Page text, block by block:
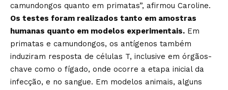
camundongos quanto em primatas”, afirmou Caroline.
Os testes foram realizados tanto em amostras
humanas quanto em modelos experimentais. Em
primatas e camundongos, os antígenos também
induziram resposta de células T, inclusive em órgãos-
chave como o fígado, onde ocorre a etapa inicial da
infecção, e no sangue. Em modelos animais, alguns